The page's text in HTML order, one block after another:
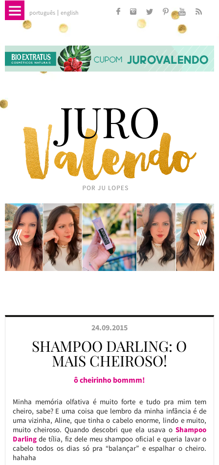
português english
24.09.2015
SHAMPOO DARLING: O
MAIS CHEIROSO!
ô cheirinho bommm!
Minha memória olfativa é muito forte e tudo pra mim tem
cheiro, sabe? E uma coisa que lembro da minha infância é de
uma vizinha, Aline, que tinha o cabelo enorme, lindo e muito,
muito cheiroso. Quando descobri que ela usava oShampoo
Darlingde tília, fiz dele meu shampoo oficial e queria lavar o
cabelo todos os dias só pra “balançar” e espalhar o cheiro.
hahaha